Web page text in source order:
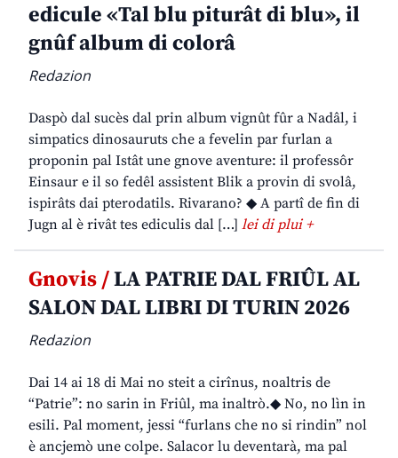
edicule «Tal blu piturât di blu», il
gnûf album di colorâ
Redazion
Daspò dal sucès dal prin album vignût fûr a Nadâl, i
simpatics dinosauruts che a fevelin par furlan a
proponin pal Istât une gnove aventure: il professôr
Einsaur e il so fedêl assistent Blik a provin di svolâ,
ispirâts dai pterodatils. Rivarano? ◆ A partî de fin di
Jugn al è rivât tes ediculis dal […] lei di plui +
Gnovis /LA PATRIE DAL FRIÛL AL
SALON DAL LIBRI DI TURIN 2026
Redazion
Dai 14 ai 18 di Mai no steit a cirînus, noaltris de
“Patrie”: no sarin in Friûl, ma inaltrò.◆ No, no lìn in
esili. Pal moment, jessi “furlans che no si rindin” nol
è ancjemò une colpe. Salacor lu deventarà, ma pal